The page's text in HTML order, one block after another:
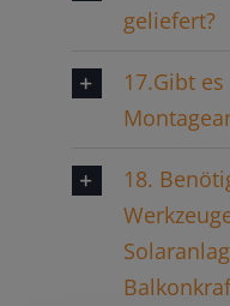
geliefert?
17.Gibt
18.